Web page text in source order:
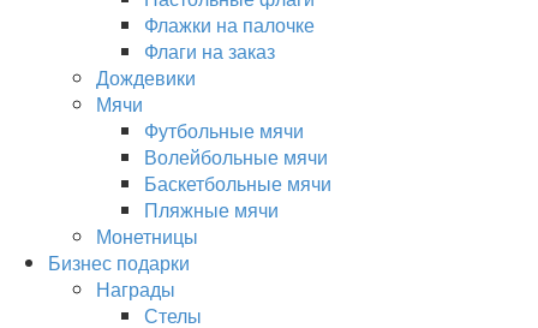
Флажки на палочке
Флаги на заказ
Дождевики
Мячи
Футбольные мячи
Волейбольные мячи
Баскетбольные мячи
Пляжные мячи
Монетницы
Бизнес подарки
Награды
Стелы